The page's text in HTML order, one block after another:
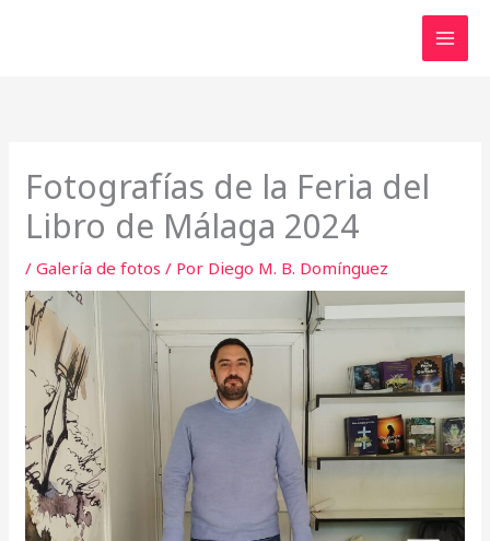
Fotografías de la Feria del
Libro de Málaga 2024
/Galería de fotos / Por Diego M. B. Domínguez